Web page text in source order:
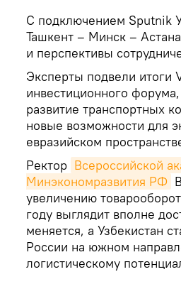
С подключением Sputnik
Ташкент – Минск –
и перспективы
Эксперты подвели итоги
инвестиционного
развитие транспортных
новые возможности для
евразийском
Ректор Всероссийской
Минэкономразвития РФ
увеличению
году выглядит вполне
меняется, а Узбекистан
России на южном
логистическому